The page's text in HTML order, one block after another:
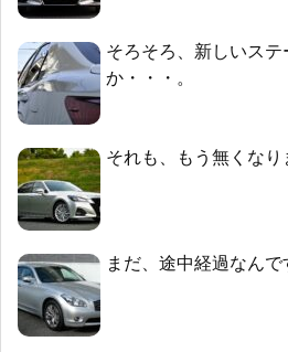
そろそろ、新しいステ
か・・・。
それも、もう無くなり
まだ、途中経過なんで